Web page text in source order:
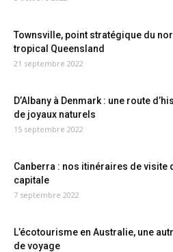
Townsville, point stratégique du
tropical Queensland
21 septembre 2022
D’Albany à Denmark : une route
de joyaux naturels
15 septembre 2022
Canberra : nos itinéraires de visite
capitale
7 septembre 2022
L’écotourisme en Australie, une
de voyage